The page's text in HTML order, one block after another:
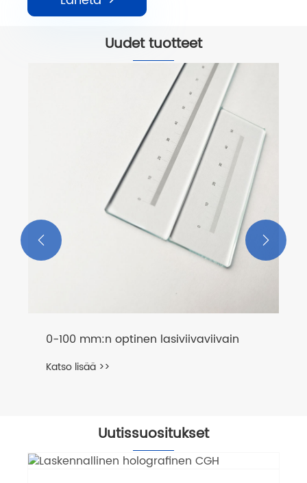
Uudet tuotteet
0-100 mm:n optinen lasiviivaviivain
Katso lisää >>
 
Uutissuositukset